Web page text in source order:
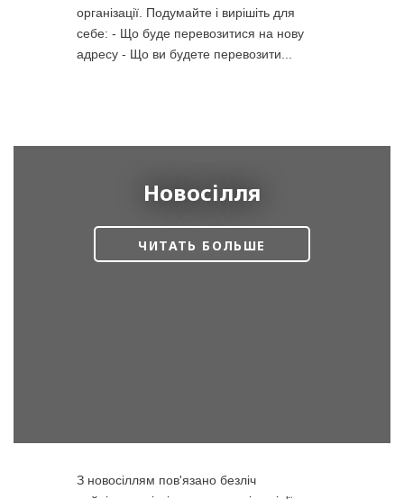
організації. Подумайте і вирішіть для
себе: - Що буде перевозитися на нову
адресу - Що ви будете перевозити...
Новосілля
ЧИТАТЬ БОЛЬШЕ
З новосіллям пов'язано безліч